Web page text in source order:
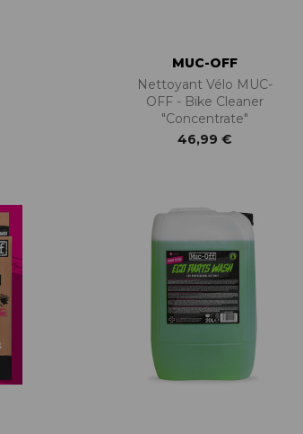
MUC-OFF
Nettoyant Vélo MUC-
OFF - Bike Cleaner
"Concentrate"
46,99 €